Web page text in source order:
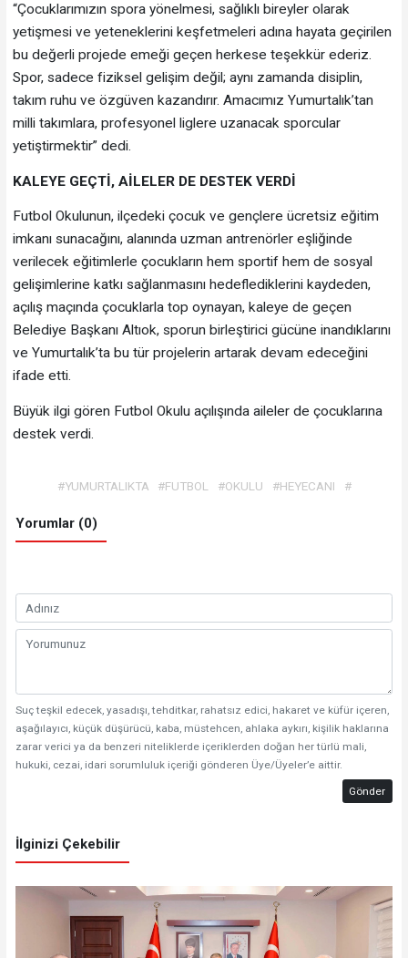
“Çocuklarımızın spora yönelmesi, sağlıklı bireyler olarak
yetişmesi ve yeteneklerini keşfetmeleri adına hayata geçirilen
bu değerli projede emeği geçen herkese teşekkür ederiz.
Spor, sadece fiziksel gelişim değil; aynı zamanda disiplin,
takım ruhu ve özgüven kazandırır. Amacımız Yumurtalık’tan
milli takımlara, profesyonel liglere uzanacak sporcular
yetiştirmektir” dedi.
KALEYE GEÇTİ, AİLELER DE DESTEK VERDİ
Futbol Okulunun, ilçedeki çocuk ve gençlere ücretsiz eğitim
imkanı sunacağını, alanında uzman antrenörler eşliğinde
verilecek eğitimlerle çocukların hem sportif hem de sosyal
gelişimlerine katkı sağlanmasını hedeflediklerini kaydeden,
açılış maçında çocuklarla top oynayan, kaleye de geçen
Belediye Başkanı Altıok, sporun birleştirici gücüne inandıklarını
ve Yumurtalık’ta bu tür projelerin artarak devam edeceğini
ifade etti.
Büyük ilgi gören Futbol Okulu açılışında aileler de çocuklarına
destek verdi.
#YUMURTALIKTA #FUTBOL #OKULU #HEYECANI #
Yorumlar (0)
Suç teşkil edecek, yasadışı, tehditkar, rahatsız edici, hakaret ve küfür içeren,
aşağılayıcı, küçük düşürücü, kaba, müstehcen, ahlaka aykırı, kişilik haklarına
zarar verici ya da benzeri niteliklerde içeriklerden doğan her türlü mali,
hukuki, cezai, idari sorumluluk içeriği gönderen Üye/Üyeler’e aittir.
Gönder
İlginizi Çekebilir